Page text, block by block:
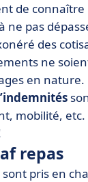
de connaître
ne pas
des
ne
en nature.
mobilité, etc.
repas
sont pris en